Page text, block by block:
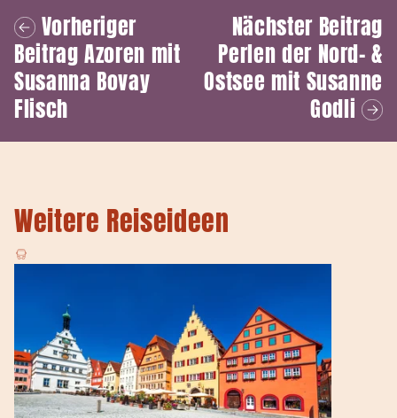
Vorheriger
BeitragAzoren mit
Susanna Bovay
Flisch
Nächster Beitrag
Perlen der Nord- &
Ostsee mit Susanne
Godli
Weitere Reiseideen